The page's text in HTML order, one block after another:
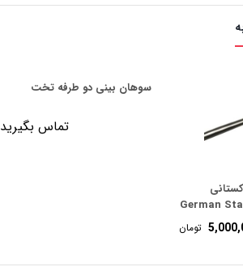
German
تومان
سوهان بینی دو طرفه تخت
تماس بگیرید